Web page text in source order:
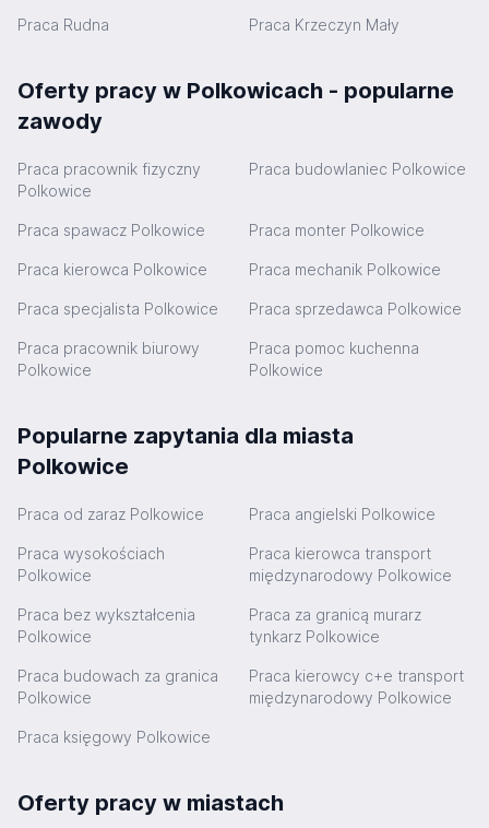
Praca Rudna Praca Krzeczyn Mały
Oferty pracy w Polkowicach - popularne
zawody
Praca pracownik fizyczny
Polkowice
Praca budowlaniec Polkowice
Praca spawacz Polkowice Praca monter Polkowice
Praca kierowca Polkowice Praca mechanik Polkowice
Praca specjalista Polkowice Praca sprzedawca Polkowice
Praca pracownik biurowy
Polkowice
Praca pomoc kuchenna
Polkowice
Popularne zapytania dla miasta
Polkowice
Praca od zaraz Polkowice Praca angielski Polkowice
Praca wysokościach
Polkowice
Praca kierowca transport
międzynarodowy Polkowice
Praca bez wykształcenia
Polkowice
Praca za granicą murarz
tynkarz Polkowice
Praca budowach za granica
Polkowice
Praca kierowcy c+e transport
międzynarodowy Polkowice
Praca księgowy Polkowice
Oferty pracy w miastach